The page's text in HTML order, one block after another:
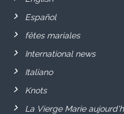
Español
fêtes mariales
International news
Italiano
Knots
La Vierge Marie